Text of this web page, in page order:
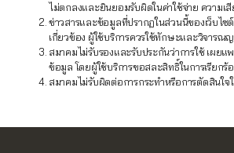
ไม่ตกลงและยินยอมรับผิดในค่าใช้จ่าย ความเ
ข่าวสารและข้อมูลที่ปรากฏในส่วนนี้ของเว็บไ
เกี่ยวข้อง ผู้ใช้บริการควรใช้ทักษะและวิจารณ
สมาคมไม่รับรองและรับประกันว่าการใช้ เผย
ข้อมูล โดยผู้ใช้บริการขอสละสิทธิ์ในการเรียกร้
สมาคมไม่รับผิดต่อการกระทำหรือการตัดสินใจ